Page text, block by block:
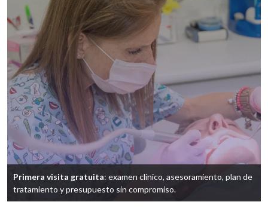
Primera visita gratuita: examen clínico, asesoramiento, plan de
tratamiento y presupuesto sin compromiso.